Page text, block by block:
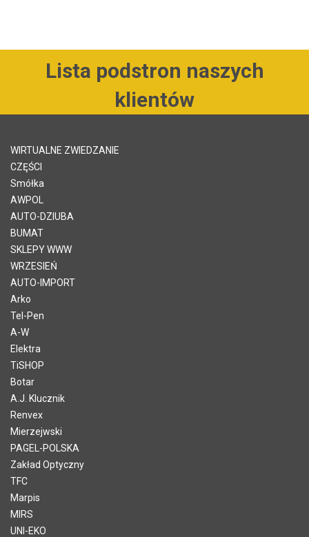
Lista podstron naszych
klientów
WIRTUALNE ZWIEDZANIE
CZĘŚCI
Smółka
AWPOL
AUTO-DZIUBA
BUMAT
SKLEPY WWW
WRZESIEŃ
AUTO-IMPORT
Arko
Tel-Pen
A-W
Elektra
TiSHOP
Botar
A.J. Klucznik
Renvex
Mierzejwski
PAGEL-POLSKA
Zakład Optyczny
TFC
Marpis
MIRS
UNI-EKO